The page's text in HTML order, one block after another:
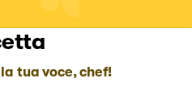
tua voce, chef!